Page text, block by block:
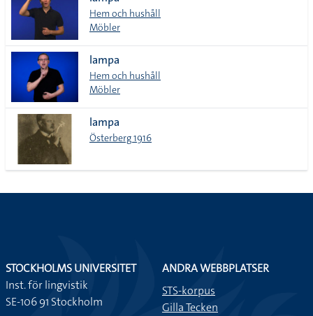
lista
Hem och hushåll
Möbler
lampa
Hem och hushåll
Möbler
lampa
Österberg 1916
STOCKHOLMS UNIVERSITET
Inst. för lingvistik
SE-106 91 Stockholm
ANDRA WEBBPLATSER
STS-korpus
Gilla Tecken